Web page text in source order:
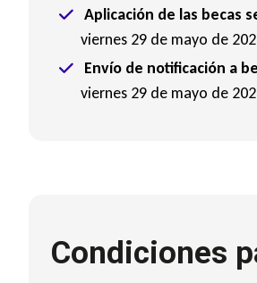
Aplicación de las becas
viernes 29 de mayo de
Envío de notificación a
viernes 29 de mayo de
Condiciones